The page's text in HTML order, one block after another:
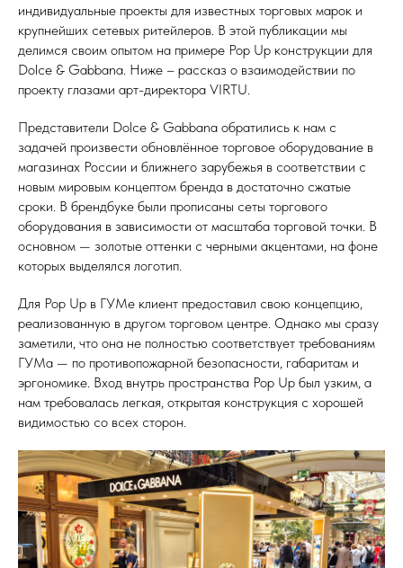
индивидуальные проекты для известных торговых марок и
крупнейших сетевых ритейлеров. В этой публикации мы
делимся своим опытом на примере Pop Up конструкции для
Dolce & Gabbana. Ниже – рассказ о взаимодействии по
проекту глазами арт-директора VIRTU.
Представители Dolce & Gabbana обратились к нам с
задачей произвести обновлённое торговое оборудование в
магазинах России и ближнего зарубежья в соответствии с
новым мировым концептом бренда в достаточно сжатые
сроки. В брендбуке были прописаны сеты торгового
оборудования в зависимости от масштаба торговой точки. В
основном — золотые оттенки с черными акцентами, на фоне
которых выделялся логотип.
Для Pop Up в ГУМе клиент предоставил свою концепцию,
реализованную в другом торговом центре. Однако мы сразу
заметили, что она не полностью соответствует требованиям
ГУМа — по противопожарной безопасности, габаритам и
эргономике. Вход внутрь пространства Pop Up был узким, а
нам требовалась легкая, открытая конструкция с хорошей
видимостью со всех сторон.